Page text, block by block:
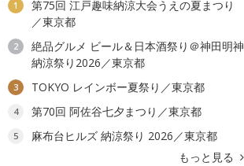
1
第75回 江戸趣味納涼大会うえの夏まつり
／東京都
2
絶品グルメ ビール＆日本酒祭り＠神田明神
納涼祭り2026／東京都
3 TOKYO レインボー夏祭り／東京都
4 第70回 阿佐谷七夕まつり／東京都
5
麻布台ヒルズ 納涼祭り 2026／東京都
もっと見る